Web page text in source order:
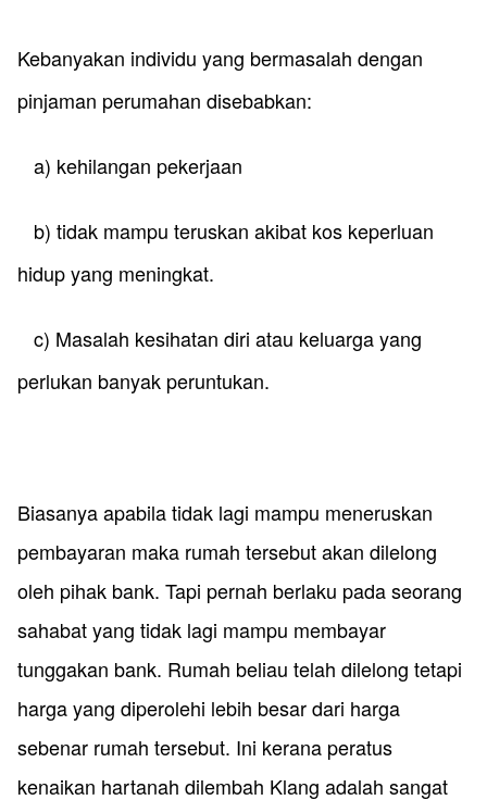
​Kebanyakan individu yang bermasalah dengan
pinjaman perumahan disebabkan:
a) kehilangan pekerjaan
b) tidak mampu teruskan akibat kos keperluan
hidup yang meningkat.
c) Masalah kesihatan diri atau keluarga yang
perlukan banyak peruntukan.
Biasanya apabila tidak lagi mampu meneruskan
pembayaran maka rumah tersebut akan dilelong
oleh pihak bank. Tapi pernah berlaku pada seorang
sahabat yang tidak lagi mampu membayar
tunggakan bank. Rumah beliau telah dilelong tetapi
harga yang diperolehi lebih besar dari harga
sebenar rumah tersebut. Ini kerana peratus
kenaikan hartanah dilembah Klang adalah sangat